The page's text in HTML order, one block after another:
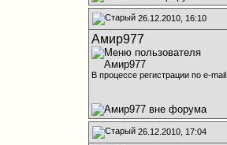
26.12.2010, 16:10
Амир977
В процессе регистрации по e-mail
26.12.2010, 17:04